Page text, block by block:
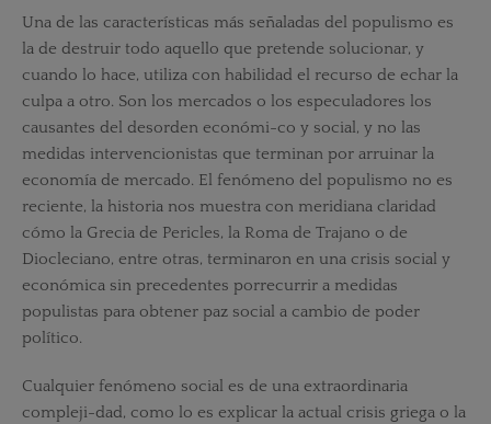
Una de las características más señaladas del populismo es
la de destruir todo aquello que pretende solucionar, y
cuando lo hace, utiliza con habilidad el recurso de echar la
culpa a otro. Son los mercados o los especuladores los
causantes del desorden económi-co y social, y no las
medidas intervencionistas que terminan por arruinar la
economía de mercado. El fenómeno del populismo no es
reciente, la historia nos muestra con meridiana claridad
cómo la Grecia de Pericles, la Roma de Trajano o de
Diocleciano, entre otras, terminaron en una crisis social y
económica sin precedentes porrecurrir a medidas
populistas para obtener paz social a cambio de poder
político.
Cualquier fenómeno social es de una extraordinaria
compleji-dad, como lo es explicar la actual crisis griega o la